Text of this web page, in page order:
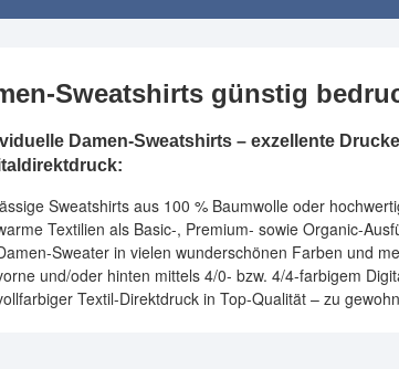
Sweatshirts günstig
Damen-Sweatshirts – exzellente
Sweatshirts aus 100 % Baumwolle oder
Textilien als Basic-, Premium- sowie Organic-
Sweater in vielen wunderschönen Farben und
und/oder hinten mittels 4/0- bzw. 4/4-farbigem
Textil-Direktdruck in Top-Qualität – zu